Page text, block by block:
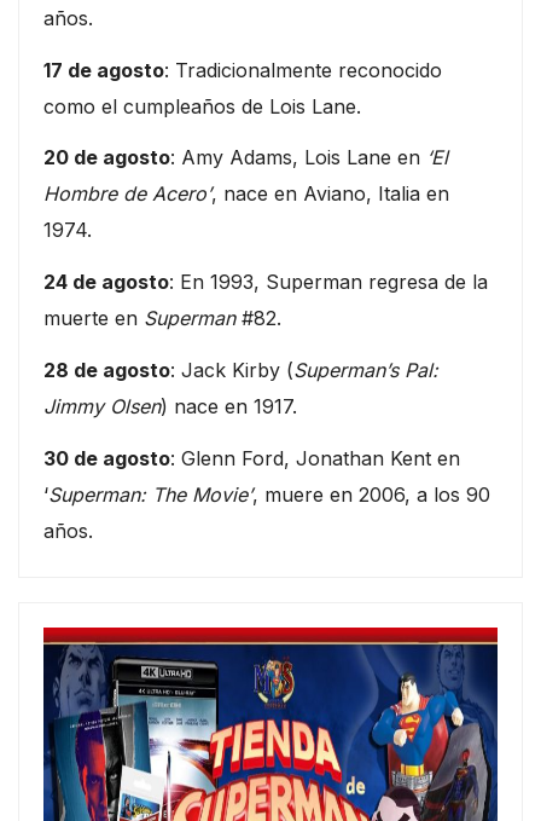
años.
17 de agosto: Tradicionalmente reconocido
como el cumpleaños de Lois Lane.
20 de agosto: Amy Adams, Lois Lane en ‘El
Hombre de Acero’, nace en Aviano, Italia en
1974.
24 de agosto: En 1993, Superman regresa de la
muerte en Superman#82.
28 de agosto: Jack Kirby (Superman’s Pal:
Jimmy Olsen) nace en 1917.
30 de agosto: Glenn Ford, Jonathan Kent en
‘Superman: The Movie’, muere en 2006, a los 90
años.